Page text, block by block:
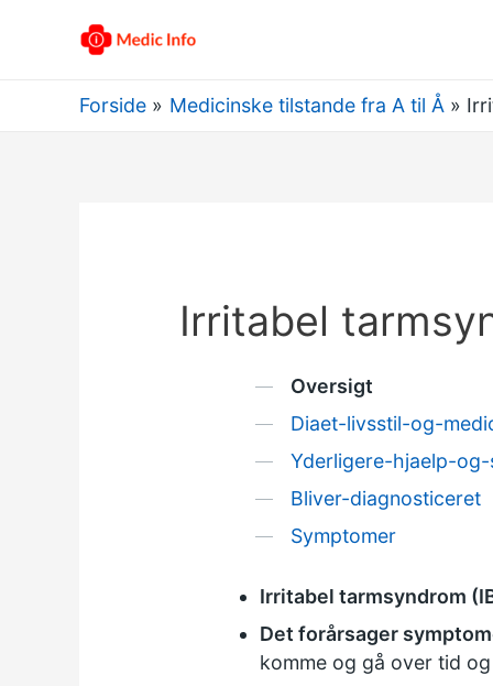
Forside Medicinske tilstande fra A til Å
Irritabel
Oversigt
Diaet-livsstil-og-
Yderligere-hjaelp-
Bliver-diagnosticeret
Symptomer
Irritabel tarmsyndrom
Det forårsager
komme og gå over tid